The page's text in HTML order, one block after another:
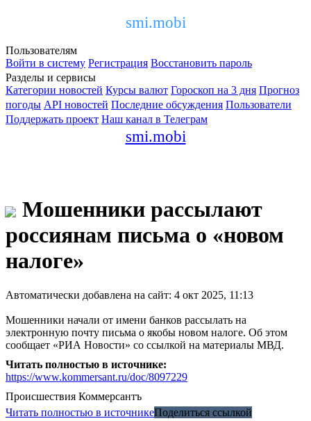
smi.mobi
Пользователям
Войти в систему Регистрация Восстановить пароль
Разделы и сервисы
Категории новостей Курсы валют Гороскоп на 3 дня Прогноз
погоды API новостей Последние обсуждения Пользователи
Поддержать проект Наш канал в Телеграм
smi.mobi
Мошенники рассылают
россиянам письма о «новом
налоге»
Автоматически добавлена на сайт: 4 окт 2025, 11:13
Мошенники начали от имени банков рассылать на
электронную почту письма о якобы новом налоге. Об этом
сообщает «РИА Новости» со ссылкой на материалы МВД.
Читать полностью в источнике:
https://www.kommersant.ru/doc/8097229
Происшествия Коммерсантъ
Читать полностью в источникеПоделиться ссылкой